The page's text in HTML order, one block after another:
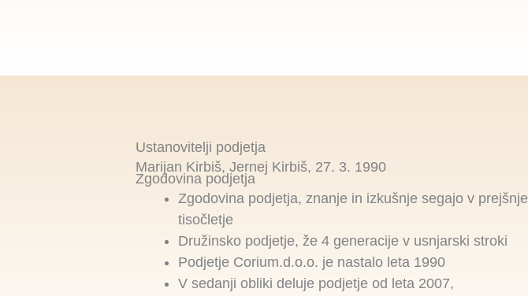
Ustanovitelji podjetja
Marijan Kirbiš, Jernej Kirbiš, 27. 3. 1990
Zgodovina podjetja
Zgodovina podjetja, znanje in izkušnje segajo v prejšnje
tisočletje
Družinsko podjetje, že 4 generacije v usnjarski stroki
Podjetje Corium.d.o.o. je nastalo leta 1990
V sedanji obliki deluje podjetje od leta 2007,